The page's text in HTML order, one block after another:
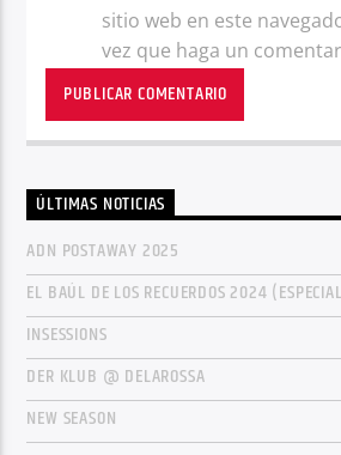
sitio web en este
vez que haga un
ÚLTIMAS NOTICIAS
ADN POSTAWAY 2025
EL BAÚL DE LOS RECUERDOS 2024
INSESSIONS
DER KLUB @ DELAROSSA
NEW SEASON